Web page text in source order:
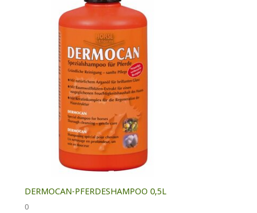
DERMOCAN-PFERDESHAMPOO 0,5L
0